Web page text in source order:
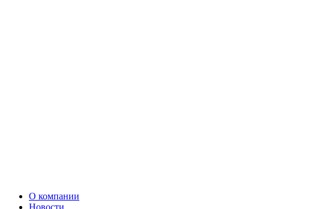
О компании
Новости